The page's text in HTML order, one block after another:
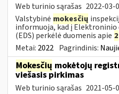
Web turinio sąrašas 2022-03-
Valstybinė mokesčių
informuoja, kad į
(EDS) perkėlė duomenis apie 2
Metai: 2022 Pagrindinis:
Mokesčių mokėtojų
viešasis pirkimas
Web turinio sąrašas 2021-05-